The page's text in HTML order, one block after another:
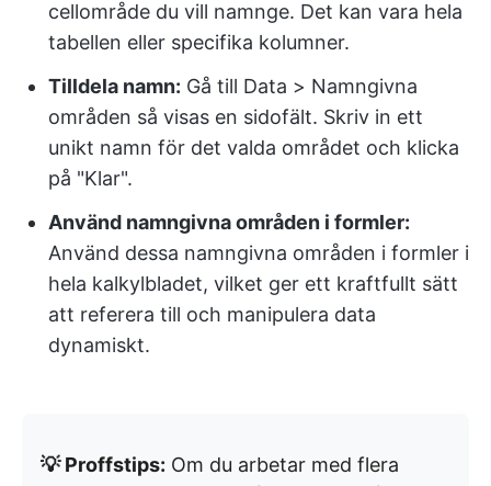
cellområde du vill namnge. Det kan vara hela
tabellen eller specifika kolumner.
Tilldela namn: Gå till Data > Namngivna
områden så visas en sidofält. Skriv in ett
unikt namn för det valda området och klicka
på "Klar".
Använd namngivna områden i formler:
Använd dessa namngivna områden i formler i
hela kalkylbladet, vilket ger ett kraftfullt sätt
att referera till och manipulera data
dynamiskt.
💡 Proffstips: Om du arbetar med flera